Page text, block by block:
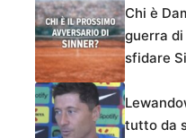
Chi è
guerra
sfidare
tutto da